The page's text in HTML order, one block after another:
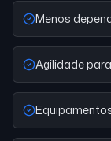
Menos
Agilidade